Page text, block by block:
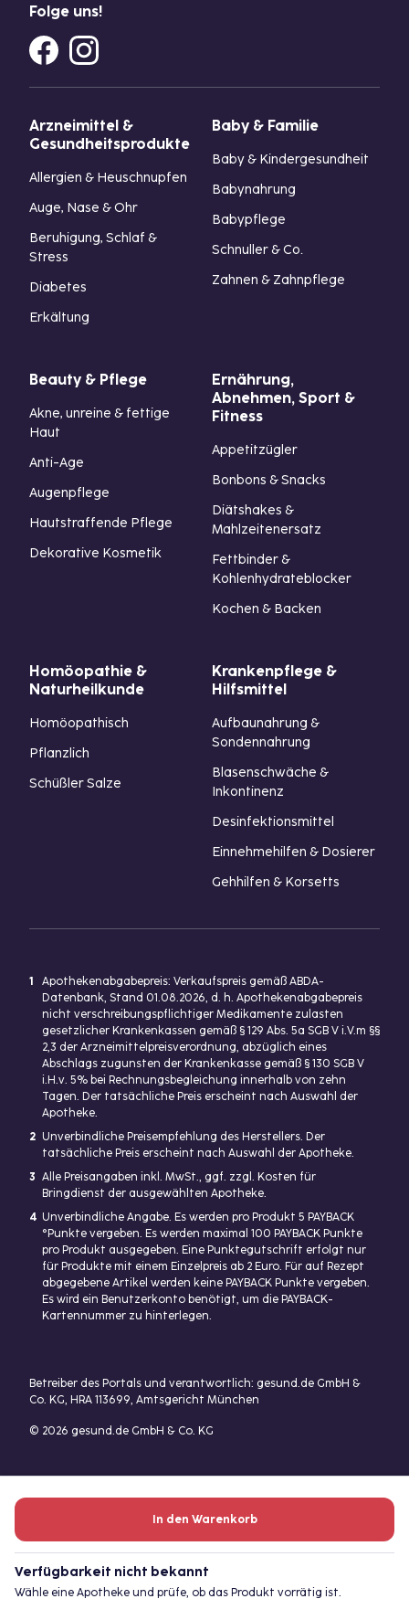
In den Warenkorb
Verfügbarkeit nicht bekannt
Wähle eine Apotheke und prüfe, ob das Produkt vorrätig ist.
Folge uns!
Arzneimittel &
Gesundheitsprodukte
Allergien & Heuschnupfen
Auge, Nase & Ohr
Beruhigung, Schlaf &
Stress
Diabetes
Erkältung
Baby & Familie
Baby & Kindergesundheit
Babynahrung
Babypflege
Schnuller & Co.
Zahnen & Zahnpflege
Beauty & Pflege
Akne, unreine & fettige
Haut
Anti-Age
Augenpflege
Hautstraffende Pflege
Dekorative Kosmetik
Ernährung,
Abnehmen, Sport &
Fitness
Appetitzügler
Bonbons & Snacks
Diätshakes &
Mahlzeitenersatz
Fettbinder &
Kohlenhydrateblocker
Kochen & Backen
Homöopathie &
Naturheilkunde
Homöopathisch
Pflanzlich
Schüßler Salze
Krankenpflege &
Hilfsmittel
Aufbaunahrung &
Sondennahrung
Blasenschwäche &
Inkontinenz
Desinfektionsmittel
Einnehmehilfen & Dosierer
Gehhilfen & Korsetts
1
Apothekenabgabepreis: Verkaufspreis gemäß ABDA-
Datenbank, Stand 01.08.2026, d. h. Apothekenabgabepreis
nicht verschreibungspflichtiger Medikamente zulasten
gesetzlicher Krankenkassen gemäß § 129 Abs. 5a SGB V i.V.m §§
2,3 der Arzneimittelpreisverordnung, abzüglich eines
Abschlags zugunsten der Krankenkasse gemäß § 130 SGB V
i.H.v. 5% bei Rechnungsbegleichung innerhalb von zehn
Tagen. Der tatsächliche Preis erscheint nach Auswahl der
Apotheke.
2 Unverbindliche Preisempfehlung des Herstellers. Der
tatsächliche Preis erscheint nach Auswahl der Apotheke.
3 Alle Preisangaben inkl. MwSt., ggf. zzgl. Kosten für
Bringdienst der ausgewählten Apotheke.
4 Unverbindliche Angabe. Es werden pro Produkt 5 PAYBACK
°Punkte vergeben. Es werden maximal 100 PAYBACK Punkte
pro Produkt ausgegeben. Eine Punktegutschrift erfolgt nur
für Produkte mit einem Einzelpreis ab 2 Euro. Für auf Rezept
abgegebene Artikel werden keine PAYBACK Punkte vergeben.
Es wird ein Benutzerkonto benötigt, um die PAYBACK-
Kartennummer zu hinterlegen.
Betreiber des Portals und verantwortlich: gesund.de GmbH &
Co. KG, HRA 113699, Amtsgericht München
© 2026 gesund.de GmbH & Co. KG